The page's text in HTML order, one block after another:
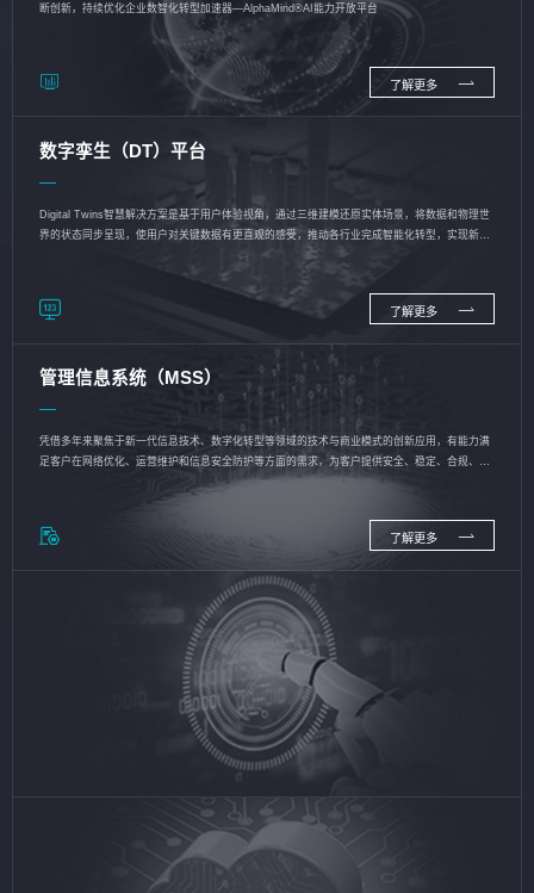
断创新，持续优化企业数智化转型加速器—AlphaMind®AI能力开放平台
了解更多
数字孪生（DT）平台
Digital Twins智慧解决方案是基于用户体验视角，通过三维建模还原实体场景，将数据和物理世
界的状态同步呈现，使用户对关键数据有更直观的感受，推动各行业完成智能化转型，实现新旧
了解更多
管理信息系统（MSS）
凭借多年来聚焦于新一代信息技术、数字化转型等领域的技术与商业模式的创新应用，有能力满
足客户在网络优化、运营维护和信息安全防护等方面的需求，为客户提供安全、稳定、合规、持
了解更多